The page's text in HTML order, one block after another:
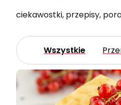
ciekawostki, przepisy,
Wszystkie